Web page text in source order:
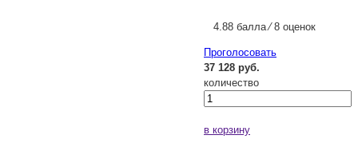
4.88 балла ⁄ 8 оценок
Проголосовать
37 128 руб.
количество
в корзину